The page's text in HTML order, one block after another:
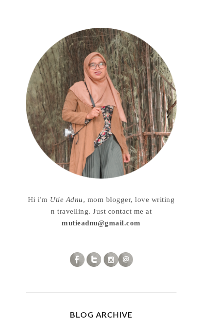
Hi i'm Utie Adnu, mom blogger, love writing
n travelling. Just contact me at
mutieadnu@gmail.com
BLOG ARCHIVE